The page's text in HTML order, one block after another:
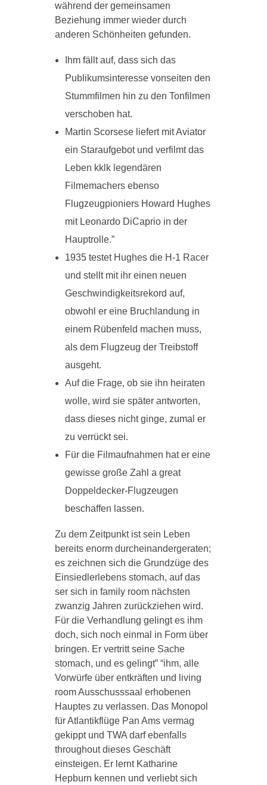
während der gemeinsamen
Beziehung immer wieder durch
anderen Schönheiten gefunden.
Ihm fällt auf, dass sich das
Publikumsinteresse vonseiten den
Stummfilmen hin zu den Tonfilmen
verschoben hat.
Martin Scorsese liefert mit Aviator
ein Staraufgebot und verfilmt das
Leben kklk legendären
Filmemachers ebenso
Flugzeugpioniers Howard Hughes
mit Leonardo DiCaprio in der
Hauptrolle.”
1935 testet Hughes die H-1 Racer
und stellt mit ihr einen neuen
Geschwindigkeitsrekord auf,
obwohl er eine Bruchlandung in
einem Rübenfeld machen muss,
als dem Flugzeug der Treibstoff
ausgeht.
Auf die Frage, ob sie ihn heiraten
wolle, wird sie später antworten,
dass dieses nicht ginge, zumal er
zu verrückt sei.
Für die Filmaufnahmen hat er eine
gewisse große Zahl a great
Doppeldecker-Flugzeugen
beschaffen lassen.
Zu dem Zeitpunkt ist sein Leben
bereits enorm durcheinandergeraten;
es zeichnen sich die Grundzüge des
Einsiedlerlebens stomach, auf das
ser sich in family room nächsten
zwanzig Jahren zurückziehen wird.
Für die Verhandlung gelingt es ihm
doch, sich noch einmal in Form über
bringen. Er vertritt seine Sache
stomach, und es gelingt” “ihm, alle
Vorwürfe über entkräften und living
room Ausschusssaal erhobenen
Hauptes zu verlassen. Das Monopol
für Atlantikflüge Pan Ams vermag
gekippt und TWA darf ebenfalls
throughout dieses Geschäft
einsteigen. Er lernt Katharine
Hepburn kennen und verliebt sich